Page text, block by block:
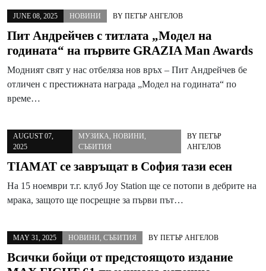
JUNE 08, 2025 НОВИНИ BY ПЕТЪР АНГЕЛОВ
Пит Андрейчев с титлата „Модел на
годината“ на първите GRAZIA Man Awards
Модният свят у нас отбеляза нов връх – Пит Андрейчев бе
отличен с престижната награда „Модел на годината“ по
време…
AUGUST 07,
2025
МУЗИКА НОВИНИ
СЪБИТИЯ
BY ПЕТЪР
АНГЕЛОВ
TIAMAT се завръщат в София тази есен
На 15 ноември т.г. клуб Joy Station ще се потопи в дебрите на
мрака, защото ще посрещне за първи път…
MAY 31, 2025 НОВИНИ СЪБИТИЯ BY ПЕТЪР АНГЕЛОВ
Всички бойци от предстоящото издание